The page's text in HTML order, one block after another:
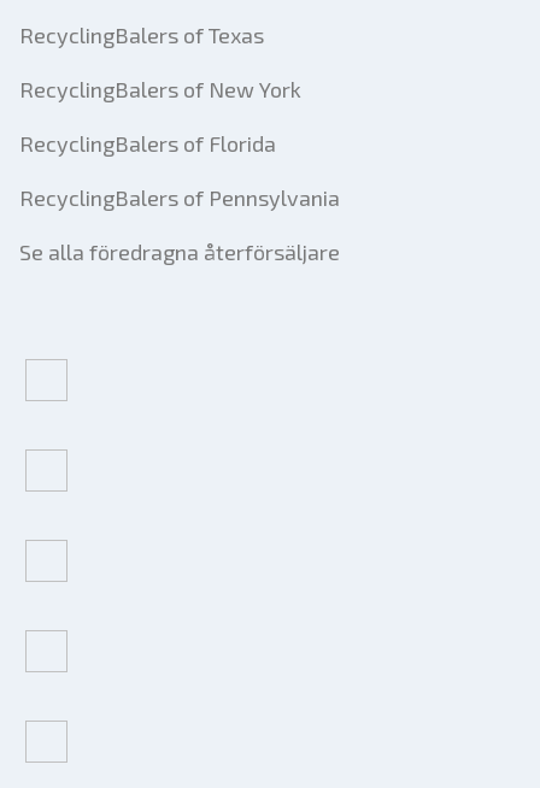
RecyclingBalers of Texas
RecyclingBalers of New York
RecyclingBalers of Florida
RecyclingBalers of Pennsylvania
Se alla föredragna återförsäljare